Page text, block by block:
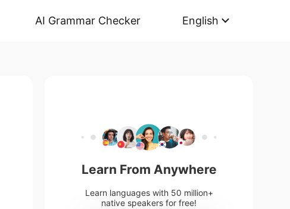
AI Grammar Checker English
Learn From Anywhere
Learn languages with 50 million+
native speakers for free!